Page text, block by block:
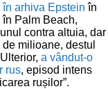
în arhiva Epstein în
Palm Beach,
contra altuia, dar
milioane, destul
a vândut-o
rus, episod intens
rușilor”.